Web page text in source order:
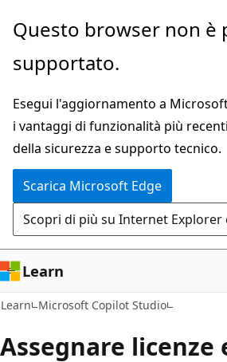
Ignora
passa
contenuto
principale
Questo browser non è
supportato.
Esegui l'aggiornamento a
i vantaggi di funzionalità più
della sicurezza e supporto tecnico.
Scarica Microsoft Edge
Scopri di più su Internet
Learn
Learn Microsoft Copilot Studio
Assegnare licenze